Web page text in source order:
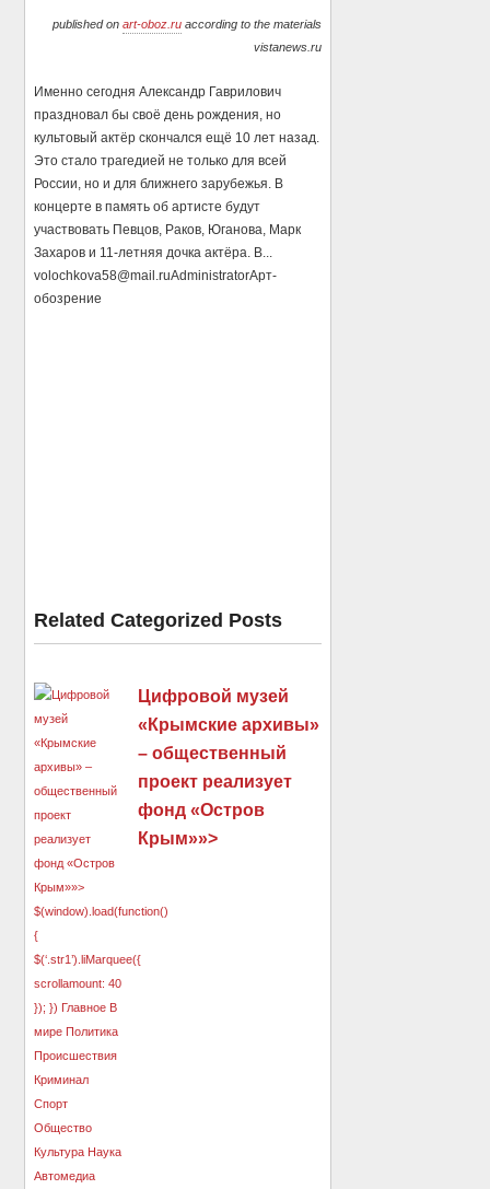
published on art-oboz.ruaccording to the materials
vistanews.ru
Именно сегодня Александр Гаврилович
праздновал бы своё день рождения, но
культовый актёр скончался ещё 10 лет назад.
Это стало трагедией не только для всей
России, но и для ближнего зарубежья. В
концерте в память об артисте будут
участвовать Певцов, Раков, Юганова, Марк
Захаров и 11-летняя дочка актёра. В...
volochkova58@mail.ruAdministratorАрт-
обозрение
Related Categorized Posts
Цифровой музей
«Крымские архивы»
– общественный
проект реализует
фонд «Остров
Крым»»>